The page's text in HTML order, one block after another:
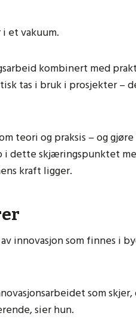
et vakuum.
kombinert med
tas i bruk i prosjekter –
teori og praksis – og
dette skjæringspunktet
kraft ligger.
innovasjon som finnes i
som
sier hun.